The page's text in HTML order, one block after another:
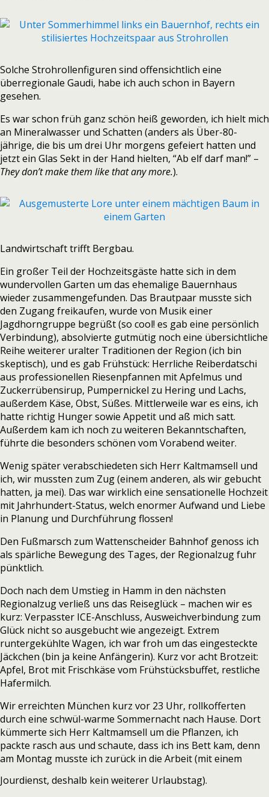
Solche Strohrollenfiguren sind offensichtlich eine
überregionale Gaudi, habe ich auch schon in Bayern
gesehen.
Es war schon früh ganz schön heiß geworden, ich hielt mich
an Mineralwasser und Schatten (anders als Über-80-
jährige, die bis um drei Uhr morgens gefeiert hatten und
jetzt ein Glas Sekt in der Hand hielten, “Ab elf darf man!” –
They don’t make them like that any more.).
Landwirtschaft trifft Bergbau.
Ein großer Teil der Hochzeitsgäste hatte sich in dem
wundervollen Garten um das ehemalige Bauernhaus
wieder zusammengefunden. Das Brautpaar musste sich
den Zugang freikaufen, wurde von Musik einer
Jagdhorngruppe begrüßt (so cool! es gab eine persönlich
Verbindung), absolvierte gutmütig noch eine übersichtliche
Reihe weiterer uralter Traditionen der Region (ich bin
skeptisch), und es gab Frühstück: Herrliche Reiberdatschi
aus professionellen Riesenpfannen mit Apfelmus und
Zuckerrübensirup, Pumpernickel zu Hering und Lachs,
außerdem Käse, Obst, Süßes. Mittlerweile war es eins, ich
hatte richtig Hunger sowie Appetit und aß mich satt.
Außerdem kam ich noch zu weiteren Bekanntschaften,
führte die besonders schönen vom Vorabend weiter.
Wenig später verabschiedeten sich Herr Kaltmamsell und
ich, wir mussten zum Zug (einem anderen, als wir gebucht
hatten, ja mei). Das war wirklich eine sensationelle Hochzeit
mit Jahrhundert-Status, welch enormer Aufwand und Liebe
in Planung und Durchführung flossen!
Den Fußmarsch zum Wattenscheider Bahnhof genoss ich
als spärliche Bewegung des Tages, der Regionalzug fuhr
pünktlich.
Doch nach dem Umstieg in Hamm in den nächsten
Regionalzug verließ uns das Reiseglück – machen wir es
kurz: Verpasster ICE-Anschluss, Ausweichverbindung zum
Glück nicht so ausgebucht wie angezeigt. Extrem
runtergekühlte Wagen, ich war froh um das eingesteckte
Jäckchen (bin ja keine Anfängerin). Kurz vor acht Brotzeit:
Apfel, Brot mit Frischkäse vom Frühstücksbuffet, restliche
Hafermilch.
Wir erreichten München kurz vor 23 Uhr, rollkofferten
durch eine schwül-warme Sommernacht nach Hause. Dort
kümmerte sich Herr Kaltmamsell um die Pflanzen, ich
packte rasch aus und schaute, dass ich ins Bett kam, denn
am Montag musste ich zurück in die Arbeit (mit einem
Jourdienst, deshalb kein weiterer Urlaubstag).